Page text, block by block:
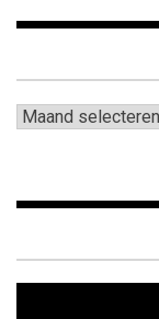
Archieven